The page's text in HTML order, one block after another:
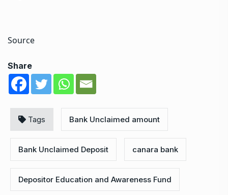
Source
Share
Tags Bank Unclaimed amount
Bank Unclaimed Deposit canara bank
Depositor Education and Awareness Fund